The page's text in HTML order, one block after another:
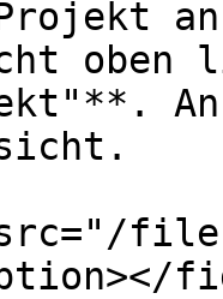
Projekt
oben